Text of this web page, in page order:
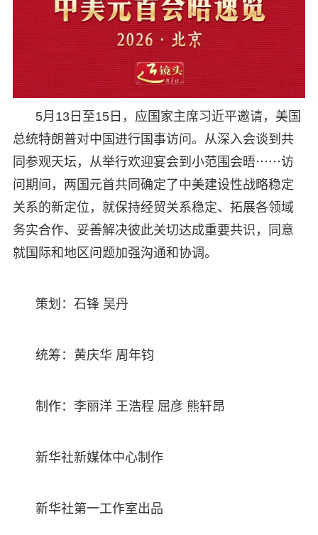
5月13日至15日，应国家主席习近平邀请，美国
总统特朗普对中国进行国事访问。从深入会谈到共
同参观天坛，从举行欢迎宴会到小范围会晤⋯⋯访
问期间，两国元首共同确定了中美建设性战略稳定
关系的新定位，就保持经贸关系稳定、拓展各领域
务实合作、妥善解决彼此关切达成重要共识，同意
就国际和地区问题加强沟通和协调。
策划：石锋 吴丹
统筹：黄庆华 周年钧
制作：李丽洋 王浩程 屈彦 熊轩昂
新华社新媒体中心制作
新华社第一工作室出品